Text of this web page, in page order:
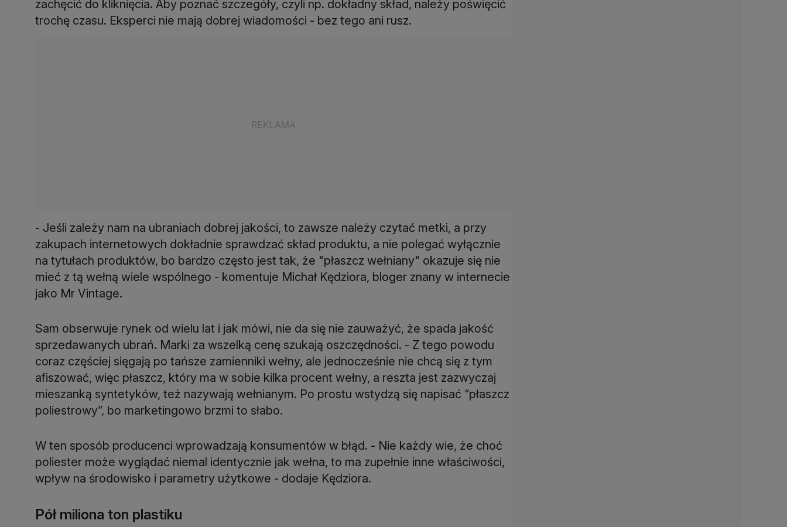
zachęcić do kliknięcia. Aby poznać szczegóły, czyli np. dokładny skład, należy poświęcić
trochę czasu. Eksperci nie mają dobrej wiadomości - bez tego ani rusz.
- Jeśli zależy nam na ubraniach dobrej jakości, to zawsze należy czytać metki, a przy
zakupach internetowych dokładnie sprawdzać skład produktu, a nie polegać wyłącznie
na tytułach produktów, bo bardzo często jest tak, że "płaszcz wełniany" okazuje się nie
mieć z tą wełną wiele wspólnego - komentuje Michał Kędziora, bloger znany w internecie
jako Mr Vintage.
Sam obserwuje rynek od wielu lat i jak mówi, nie da się nie zauważyć, że spada jakość
sprzedawanych ubrań. Marki za wszelką cenę szukają oszczędności. - Z tego powodu
coraz częściej sięgają po tańsze zamienniki wełny, ale jednocześnie nie chcą się z tym
afiszować, więc płaszcz, który ma w sobie kilka procent wełny, a reszta jest zazwyczaj
mieszanką syntetyków, też nazywają wełnianym. Po prostu wstydzą się napisać “płaszcz
poliestrowy”, bo marketingowo brzmi to słabo.
W ten sposób producenci wprowadzają konsumentów w błąd. - Nie każdy wie, że choć
poliester może wyglądać niemal identycznie jak wełna, to ma zupełnie inne właściwości,
wpływ na środowisko i parametry użytkowe - dodaje Kędziora.
Pół miliona ton plastiku